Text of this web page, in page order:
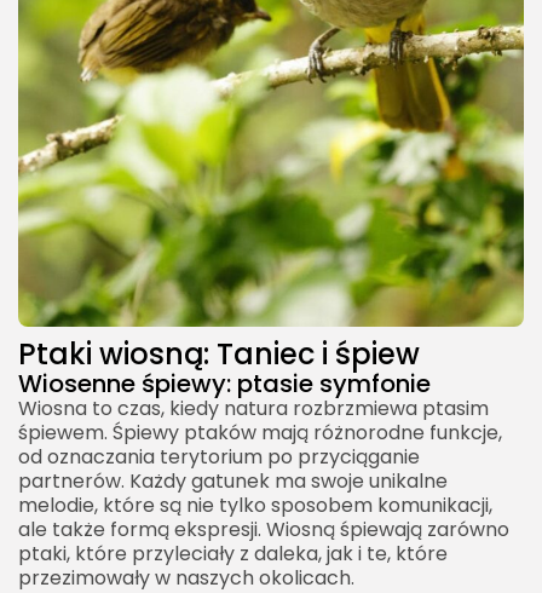
Ptaki wiosną: Taniec i śpiew
Wiosenne śpiewy: ptasie symfonie
Wiosna to czas, kiedy natura rozbrzmiewa ptasim
śpiewem. Śpiewy ptaków mają różnorodne funkcje,
od oznaczania terytorium po przyciąganie
partnerów. Każdy gatunek ma swoje unikalne
melodie, które są nie tylko sposobem komunikacji,
ale także formą ekspresji. Wiosną śpiewają zarówno
ptaki, które przyleciały z daleka, jak i te, które
przezimowały w naszych okolicach.